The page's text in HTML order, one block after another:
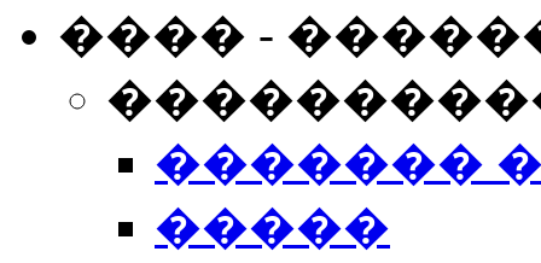
���� -
�������
�����